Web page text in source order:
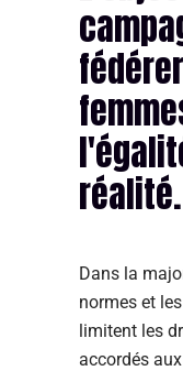
réalité.
Dans la
normes et
limitent les
accordés